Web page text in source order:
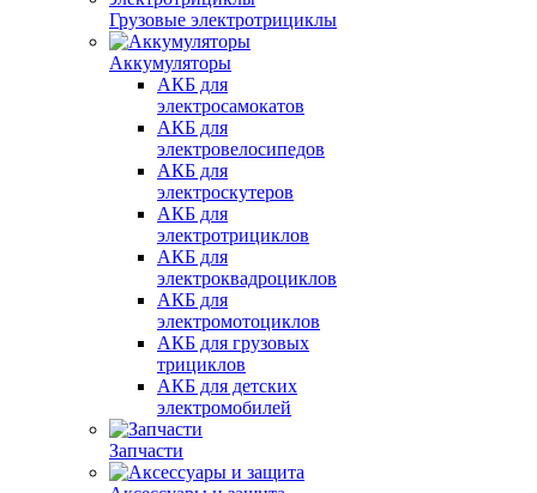
Грузовые электротрициклы
Аккумуляторы
АКБ для
электросамокатов
АКБ для
электровелосипедов
АКБ для
электроскутеров
АКБ для
электротрициклов
АКБ для
электроквадроциклов
АКБ для
электромотоциклов
АКБ для грузовых
трициклов
АКБ для детских
электромобилей
Запчасти